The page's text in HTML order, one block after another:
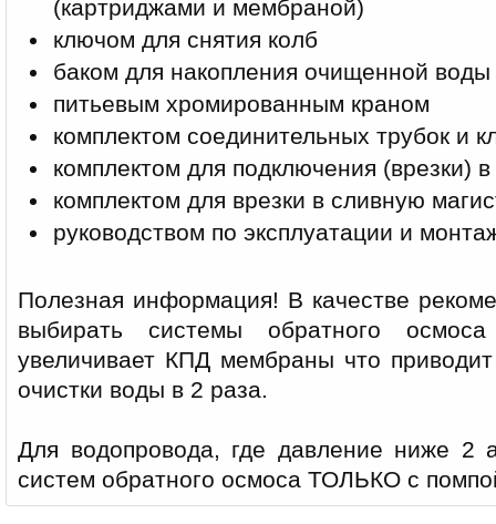
(картриджами и мембраной)
ключом для снятия колб
баком для накопления очищенной воды
питьевым хромированным краном
комплектом соединительных трубок и
комплектом для подключения (врезки)
комплектом для врезки в сливную
руководством по эксплуатации и
Полезная информация! В качестве
выбирать системы обратного
увеличивает КПД мембраны что
очистки воды в 2 раза.
Для водопровода, где давление ниже 2
систем обратного осмоса ТОЛЬКО с